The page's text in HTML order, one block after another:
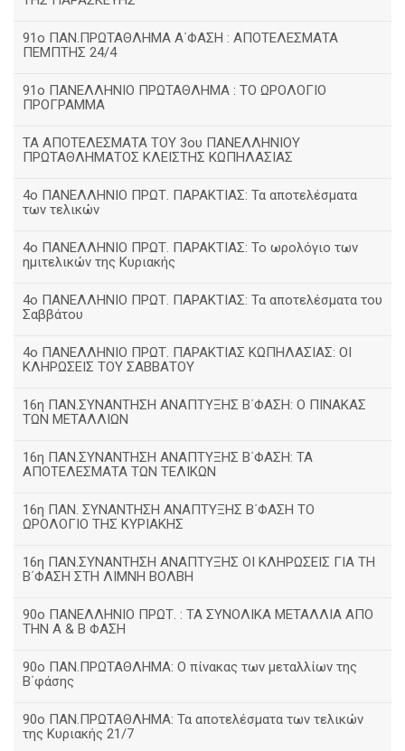
91ο ΠΑΝ.ΠΡΩΤΑΘΛΗΜΑ Α΄ΦΑΣΗ : ΑΠΟΤΕΛΕΣΜΑΤΑ
ΠΕΜΠΤΗΣ 24/4
91ο ΠΑΝΕΛΛΗΝΙΟ ΠΡΩΤΑΘΛΗΜΑ : ΤΟ ΩΡΟΛΟΓΙΟ
ΠΡΟΓΡΑΜΜΑ
ΤΑ ΑΠΟΤΕΛΕΣΜΑΤΑ ΤΟΥ 3ου ΠΑΝΕΛΛΗΝΙΟΥ
ΠΡΩΤΑΘΛΗΜΑΤΟΣ ΚΛΕΙΣΤΗΣ ΚΩΠΗΛΑΣΙΑΣ
4ο ΠΑΝΕΛΛΗΝΙΟ ΠΡΩΤ. ΠΑΡΑΚΤΙΑΣ: Τα αποτελέσματα
των τελικών
4ο ΠΑΝΕΛΛΗΝΙΟ ΠΡΩΤ. ΠΑΡΑΚΤΙΑΣ: Το ωρολόγιο των
ημιτελικών της Κυριακής
4ο ΠΑΝΕΛΛΗΝΙΟ ΠΡΩΤ. ΠΑΡΑΚΤΙΑΣ: Τα αποτελέσματα του
Σαββάτου
4ο ΠΑΝΕΛΛΗΝΙΟ ΠΡΩΤ. ΠΑΡΑΚΤΙΑΣ ΚΩΠΗΛΑΣΙΑΣ: ΟΙ
ΚΛΗΡΩΣΕΙΣ ΤΟΥ ΣΑΒΒΑΤΟΥ
16η ΠΑΝ.ΣΥΝΑΝΤΗΣΗ ΑΝΑΠΤΥΞΗΣ Β΄ΦΑΣΗ: Ο ΠΙΝΑΚΑΣ
ΤΩΝ ΜΕΤΑΛΛΙΩΝ
16η ΠΑΝ.ΣΥΝΑΝΤΗΣΗ ΑΝΑΠΤΥΞΗΣ Β΄ΦΑΣΗ: ΤΑ
ΑΠΟΤΕΛΕΣΜΑΤΑ ΤΩΝ ΤΕΛΙΚΩΝ
16η ΠΑΝ. ΣΥΝΑΝΤΗΣΗ ΑΝΑΠΤΥΞΗΣ Β΄ΦΑΣΗ ΤΟ
ΩΡΟΛΟΓΙΟ ΤΗΣ ΚΥΡΙΑΚΗΣ
16η ΠΑΝ.ΣΥΝΑΝΤΗΣΗ ΑΝΑΠΤΥΞΗΣ ΟΙ ΚΛΗΡΩΣΕΙΣ ΓΙΑ ΤΗ
Β΄ΦΑΣΗ ΣΤΗ ΛΙΜΝΗ ΒΟΛΒΗ
90ο ΠΑΝΕΛΛΗΝΙΟ ΠΡΩΤ. : ΤΑ ΣΥΝΟΛΙΚΑ ΜΕΤΑΛΛΙΑ ΑΠΟ
ΤΗΝ Α & Β ΦΑΣΗ
90ο ΠΑΝ.ΠΡΩΤΑΘΛΗΜΑ: Ο πίνακας των μεταλλίων της
Β΄φάσης
90ο ΠΑΝ.ΠΡΩΤΑΘΛΗΜΑ: Τα αποτελέσματα των τελικών
της Κυριακής 21/7